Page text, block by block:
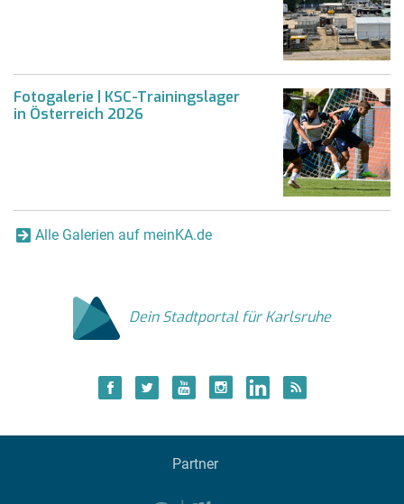
Fotogalerie | KSC-Trainingslager
in Österreich 2026
Alle Galerien auf meinKA.de
Dein Stadtportal für Karlsruhe
Partner